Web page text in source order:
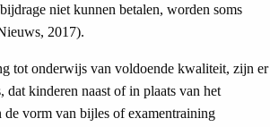
niet kunnen betalen, worden soms
2017).
tot onderwijs van voldoende kwaliteit, zijn er
kinderen naast of in plaats van het
vorm van bijles of examentraining